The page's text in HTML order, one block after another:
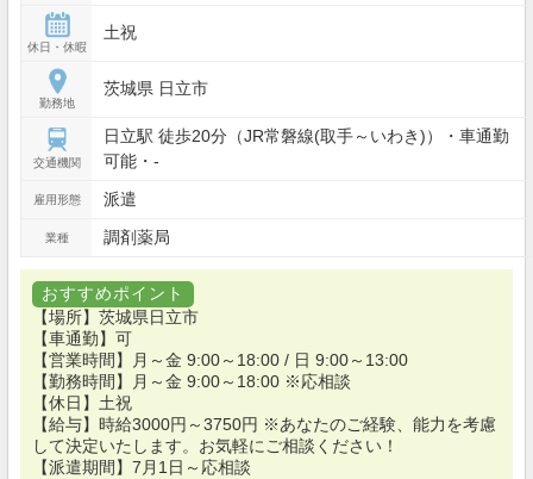
休日・休暇
土祝
勤務地
茨城県 日立市
交通機関
日立駅 徒歩20分（JR常磐線(取手～いわき)）・車通勤
可能・-
雇用形態 派遣
業種 調剤薬局
おすすめポイント
【場所】茨城県日立市
【車通勤】可
【営業時間】月～金 9:00～18:00 / 日 9:00～13:00
【勤務時間】月～金 9:00～18:00 ※応相談
【休日】土祝
【給与】時給3000円～3750円 ※あなたのご経験、能力を考慮
して決定いたします。お気軽にご相談ください！
【派遣期間】7月1日～応相談